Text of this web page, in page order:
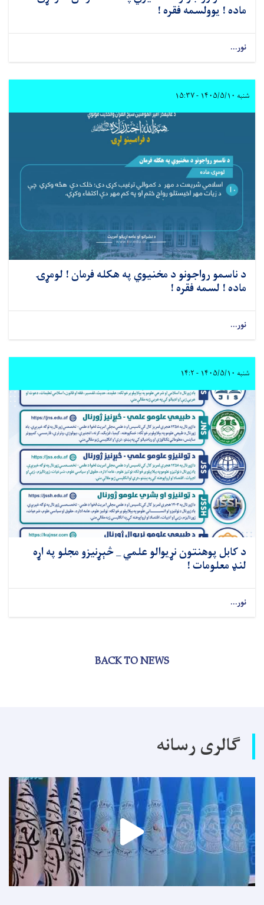
ماده ! یوولسمه فقره !
نور...
شنبه ۱۴۰۵/۵/۱۰ - ۱۵:۳۷
د ناسمو رواجونو د مخنیوي په هکله فرمان ! لومړۍ
ماده ! لسمه فقره !
نور...
شنبه ۱۴۰۵/۵/۱۰ - ۱۴:۲
د کابل پوهنتون نړیوالو علمي _ څېړنیزو مجلو په اړه
لنډ معلومات !
نور...
BACK TO NEWS
گالری رسانه